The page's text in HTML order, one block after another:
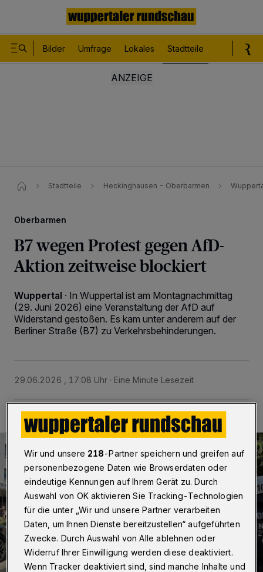
Bilder Umfrage Lokales Stadtteile
Stadtteile Heckinghausen - Oberbarmen
Oberbarmen
B7 wegen Protest gegen AfD-
Aktion zeitweise blockiert
Wuppertal · In Wuppertal ist am Montagnachmittag
(29. Juni 2026) eine Veranstaltung der AfD auf
Widerstand gestoßen. Es kam unter anderem auf der
Berliner Straße (B7) zu Verkehrsbehinderungen.
29.06.2026 , 17:08 Uhr Eine Minute Lesezeit
Wir und unsere 218-Partner speichern und greifen auf
personenbezogene Daten wie Browserdaten oder
eindeutige Kennungen auf Ihrem Gerät zu. Durch
Auswahl von OK aktivieren Sie Tracking-Technologien
für die unter „Wir und unsere Partner verarbeiten
Daten, um Ihnen Dienste bereitzustellen“ aufgeführten
Zwecke. Durch Auswahl von Alle ablehnen oder
Widerruf Ihrer Einwilligung werden diese deaktiviert.
Wenn Tracker deaktiviert sind, sind manche Inhalte und